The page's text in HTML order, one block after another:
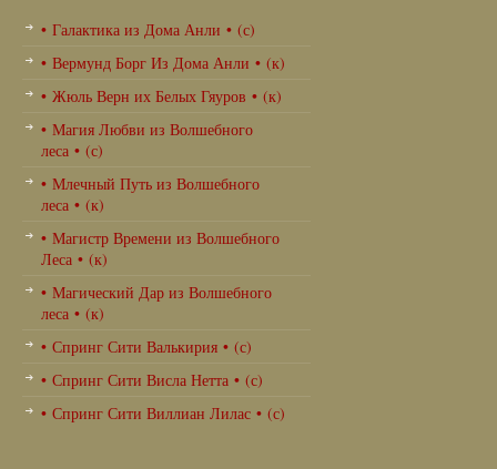
• Галактика из Дома Анли • (с)
• Вермунд Борг Из Дома Анли • (к)
• Жюль Верн их Белых Гяуров • (к)
• Магия Любви из Волшебного
леса • (с)
• Млечный Путь из Волшебного
леса • (к)
• Магистр Времени из Волшебного
Леса • (к)
• Магический Дар из Волшебного
леса • (к)
• Спринг Сити Валькирия • (с)
• Спринг Сити Висла Нетта • (с)
• Спринг Сити Виллиан Лилас • (с)